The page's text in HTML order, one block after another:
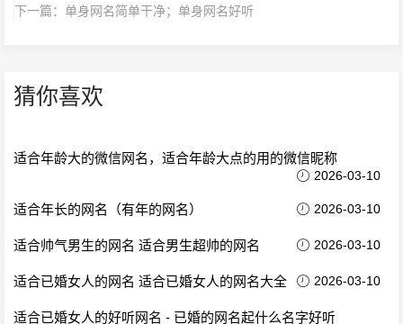
下一篇： 单身网名简单干净；单身网名好听
猜你喜欢
适合年龄大的微信网名，适合年龄大点的用的微信昵称
2026-03-10
适合年长的网名（有年的网名） 2026-03-10
适合帅气男生的网名 适合男生超帅的网名 2026-03-10
适合已婚女人的网名 适合已婚女人的网名大全 2026-03-10
适合已婚女人的好听网名 - 已婚的网名起什么名字好听